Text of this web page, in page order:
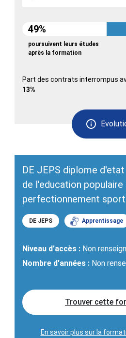
49%
poursuivent leurs études
après la formation
Part des contrats interrompus
13%
DE JEPS diplome
de l'education
perfectionnement
DE JEPS Apprentissage
Niveau d'accès : Non
Nombre d'années : Non
Trouver cette
En savoir plus sur la